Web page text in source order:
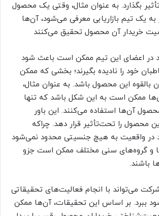
بگذارد. به عنوان مثال، وقتی یک محصول
به یک تیم بازاریابی معرفی می‌شود، آن‌ها
خریدار آن محصول تحقیق می‌کنند
در اعضای این تیم ممکن است باعث شود
خود را نادیده بگیرند؛ بخشی که ممکن
بالقوه این محصول باشد. به عنوان مثال،
ممکن است به این شکل باشد که تنها
آن‌ها استفاده می‌کنند. این باور
محصول را تحت‌تأثیر قرار دهد. چراکه
در واقعیت به هیچ جنسیتی محدود نمی‌شود
و گروه‌های سنی مختلف ممکن است جزو
باشند.
شرکت می‌تواند با انجام فعالیت‌های تحقیقاتی
ببرد. بر اساس این تحقیقات، آن‌ها ممکن